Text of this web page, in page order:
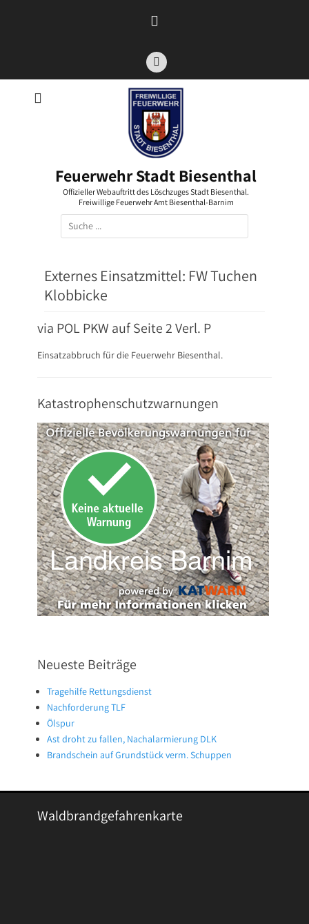
Facebook
Feuerwehr Stadt Biesenthal
Offizieller Webauftritt des Löschzuges Stadt Biesenthal.
Freiwillige Feuerwehr Amt Biesenthal-Barnim
Suchen
nach:
Externes Einsatzmittel: FW Tuchen
Klobbicke
via POL PKW auf Seite 2 Verl. P
Einsatzabbruch für die Feuerwehr Biesenthal.
Katastrophenschutzwarnungen
Neueste Beiträge
Tragehilfe Rettungsdienst
Nachforderung TLF
Ölspur
Ast droht zu fallen, Nachalarmierung DLK
Brandschein auf Grundstück verm. Schuppen
Waldbrandgefahrenkarte